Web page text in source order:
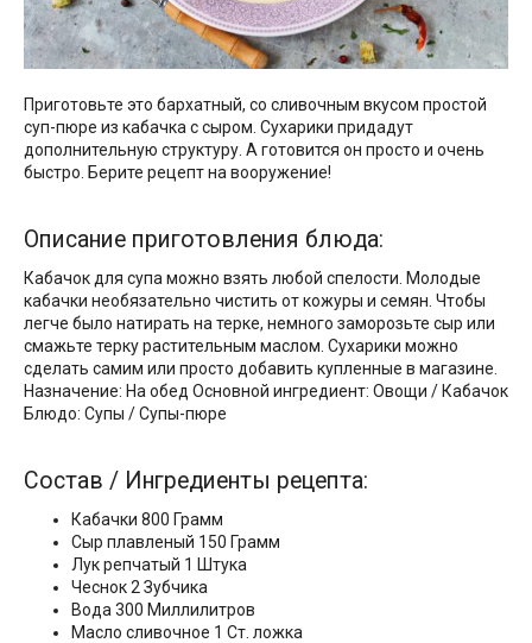
Приготовьте это бархатный, со сливочным вкусом простой
суп-пюре из кабачка с сыром. Сухарики придадут
дополнительную структуру. А готовится он просто и очень
быстро. Берите рецепт на вооружение!
Описание приготовления блюда:
Кабачок для супа можно взять любой спелости. Молодые
кабачки необязательно чистить от кожуры и семян. Чтобы
легче было натирать на терке, немного заморозьте сыр или
смажьте терку растительным маслом. Сухарики можно
сделать самим или просто добавить купленные в магазине.
Назначение: На обед Основной ингредиент: Овощи / Кабачок
Блюдо: Супы / Супы-пюре
Состав / Ингредиенты рецепта:
Кабачки 800 Грамм
Сыр плавленый 150 Грамм
Лук репчатый 1 Штука
Чеснок 2 Зубчика
Вода 300 Миллилитров
Масло сливочнoe 1 Ст. ложка